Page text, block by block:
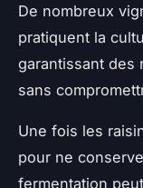
De nombreux
pratiquent la
garantissant des
sans
Une fois les
pour ne
fermentation